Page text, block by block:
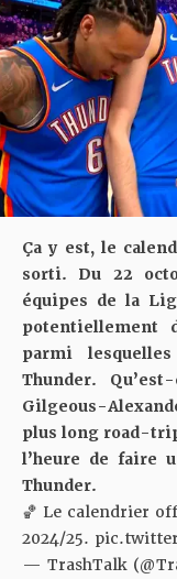
Ça y est, le
sorti. Du 22
équipes de la
potentiellement
parmi
Thunder.
Gilgeous-
plus long road-
l’heure de faire
Thunder.
🏀 Le calendrier
2024/25.
— TrashTalk